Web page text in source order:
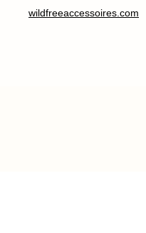
wildfreeaccessoires.com